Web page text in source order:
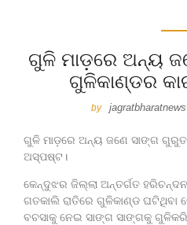
ଗୁଳି ମାଡ଼ରେ ଅନ୍ୟ
ଗୁଳିକାଣ୍ଡର
by jagratbharatnews
ଗୁଳି ମାଡ଼ରେ ଅନ୍ୟ ଜଣେ ସାଙ୍ଗ
ଅସ୍ପଷ୍ଟ।
କେନ୍ଦୁଝର ଜିଲ୍ଲା ଅନ୍ତର୍ଗତ
ଗତକାଲି ରାତିରେ ଗୁଳିକାଣ୍ଡ ଘଟିଥିବା
ବଚସାକୁ ନେଇ ସାଙ୍ଗ ସାଙ୍ଗକୁ